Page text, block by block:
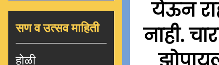
येऊन
नाही.
सण व उत्सव माहिती
होळी